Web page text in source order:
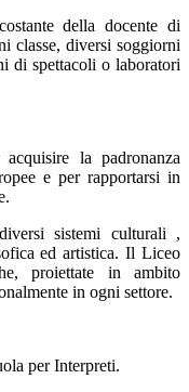
della docente di
classe, diversi soggiorni
di spettacoli o laboratori
la padronanza
e per rapportarsi in
sistemi culturali ,
ed artistica. Il Liceo
proiettate in ambito
in ogni settore.
per Interpreti.